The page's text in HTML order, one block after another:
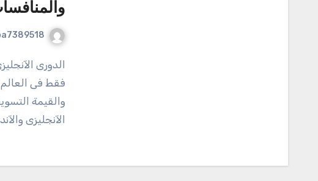
الدورى الآنجليزى يعد من اكثر الدوريات قوة ومتابعة ليس
فقط فى العالم
والقيمة
الآنجليزى